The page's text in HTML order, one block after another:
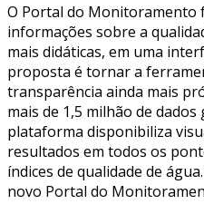
O Portal do Monitoramento
informações sobre a
mais didáticas, em uma
proposta é tornar a
transparência ainda mais
mais de 1,5 milhão de
plataforma disponibiliza
resultados em todos os
índices de qualidade de
novo Portal do